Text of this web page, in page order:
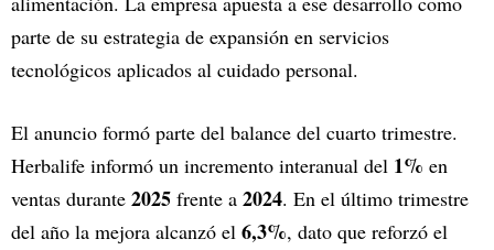
parte de su estrategia de expansión en servicios
tecnológicos aplicados al cuidado personal.
El anuncio formó parte del balance del cuarto trimestre.
Herbalife informó un incremento interanual del 1% en
ventas durante 2025 frente a 2024. En el último trimestre
del año la mejora alcanzó el 6,3%, dato que reforzó el